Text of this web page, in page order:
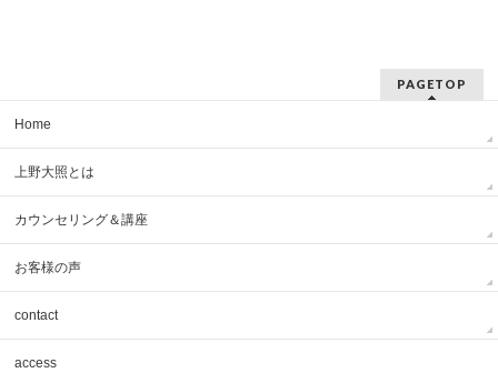
PAGETOP
Home
上野大照とは
カウンセリング＆講座
お客様の声
contact
access